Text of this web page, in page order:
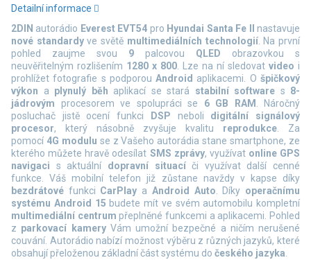
Měrná
cena:
2DIN autorádio Everest EVT54 pro Hyundai Santa Fe IInastavuje
nové standardyve světě multimediálních technologií. Na první
pohled zaujme svou 9 palcovou QLED obrazovkou s
neuvěřitelným rozlišením 1280 x 800. Lze na ní sledovat video i
prohlížet fotografie s podporouAndroid aplikacemi. Ošpičkový
výkon a plynulý běh aplikací se stará stabilní software s 8-
jádrovým procesorem ve spolupráci se 6 GB RAM . Náročný
posluchač jistě ocení funkci
DSP neboli digitální signálový
procesor, který násobně zvyšuje kvalitu reprodukce. Za
pomocí 4G modulu se z Vašeho autorádia stane smartphone, ze
kterého můžete hravě odesílat SMS zprávy, využívat online GPS
navigaci s aktuální dopravní situacíči využívat další cenné
funkce. Váš mobilní telefon již zůstane navždy v kapse díky
bezdrátové funkci CarPlay a Android Auto. Díky operačnímu
systému Android 15 budete mít ve svém automobilu kompletní
multimediální centrum přeplněné funkcemi a aplikacemi. Pohled
z parkovací kameryVám umožní bezpečné a ničím nerušené
couvání. Autorádio nabízí možnost výběru z různých jazyků, které
obsahují přeloženou základní část systému do českého jazyka.
Detailní informace